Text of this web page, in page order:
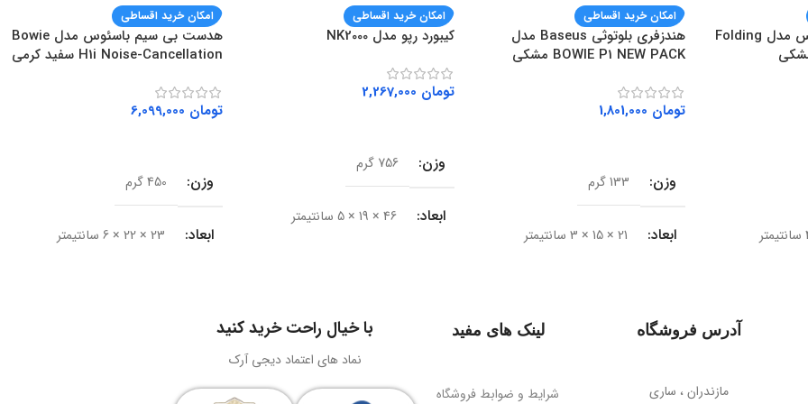
هولدر موبایل باسئوس مدل Folding
امکان خرید اقساطی
هندزفری بلوتوثی Baseus مدل
BOWIE P1 NEW PACK مشکی
تومان
وزن 133 گرم
ابعاد 21 × 15 × 3 سانتیمتر
نسخه بلوتوث
برد اتصال
امکان خرید اقساطی
کیبورد رپو مدل NK2000
تومان
وزن 756 گرم
ابعاد 46 × 19 × 5 سانتیمتر
باسیم
امکان خرید اقساطی
هدست بی سیم باسئوس مدل Bowie
H1i Noise-Cancellation سفید کرمی
تومان
وزن 450 گرم
ابعاد 23 × 22 × 6 سانتیمتر
نوع اتصال
آدرس فروشگاه
مازندران ، ساری
لینک های مفید
شرایط و ضوابط فروشگاه
با خیال راحت خرید کنید
نماد های اعتماد دیجی آرک